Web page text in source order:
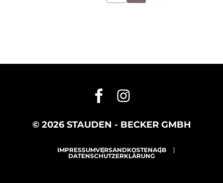
© 2026 STAUDEN - BECKER GMBH
IMPRESSUMVERSANDKOSTENAGB
DATENSCHUTZERKLÄRUNG